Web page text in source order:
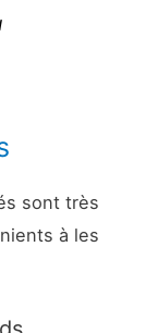
sont très
à les